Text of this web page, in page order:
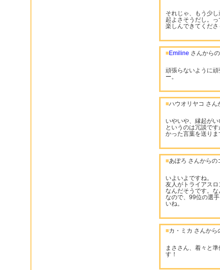
それじゃ、もう少
起よさそうだし。
楽しんできてくださ
■Emiline さんから
頑張らないように
ー。
■ハウオリヤコ さん
いやいや、縁起が
というのは冗談で
かった言葉を送り
■あぽろ さんからの
いよいよですね。
友人がトライアス
なんだそうです。
なので、99位の選
いね。
■カ・ミカ さんから
まささん、着々と
す！